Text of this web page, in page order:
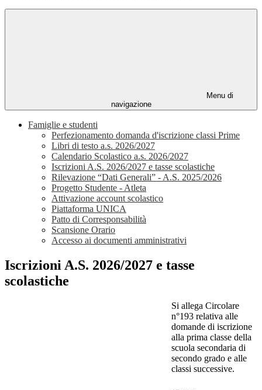
Menu di
navigazione
Famiglie e studenti
Perfezionamento domanda d'iscrizione classi Prime
Libri di testo a.s. 2026/2027
Calendario Scolastico a.s. 2026/2027
Iscrizioni A.S. 2026/2027 e tasse scolastiche
Rilevazione “Dati Generali” - A.S. 2025/2026
Progetto Studente - Atleta
Attivazione account scolastico
Piattaforma UNICA
Patto di Corresponsabilità
Scansione Orario
Accesso ai documenti amministrativi
Iscrizioni A.S. 2026/2027 e tasse
scolastiche
Si allega Circolare
n°193 relativa alle
domande di iscrizione
alla prima classe della
scuola secondaria di
secondo grado e alle
classi successive.